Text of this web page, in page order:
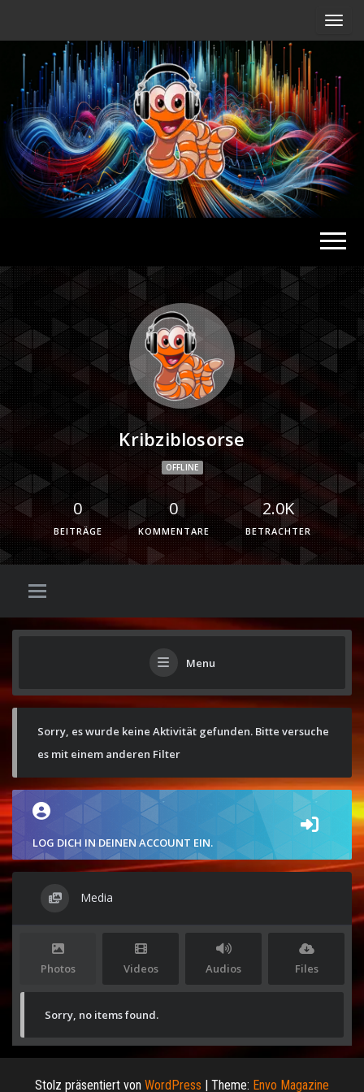
Radio
Kribziblosorse
OFFLINE
0
BEITRÄGE
0
KOMMENTARE
2.0K
BETRACHTER
Menu
Sorry, es wurde keine Aktivität gefunden. Bitte versuche
es mit einem anderen Filter
LOG DICH IN DEINEN ACCOUNT EIN.
Media
Photos Videos Audios Files
Sorry, no items found.
Stolz präsentiert von WordPress | Theme: Envo Magazine